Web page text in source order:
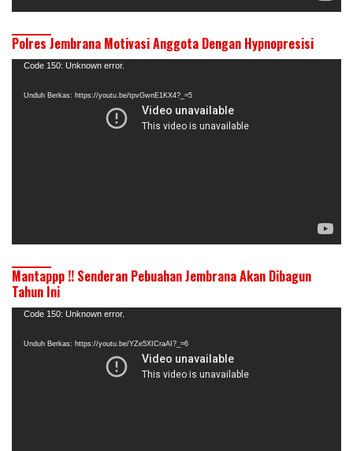
Polres Jembrana Motivasi Anggota Dengan Hypnopresisi
Pemutar
Code 150: Unknown error.
Unduh Berkas: https://youtu.be/tpvGwnE1KX4?_=5
Mantappp !! Senderan Pebuahan Jembrana Akan Dibagun
Tahun Ini
Pemutar
Code 150: Unknown error.
Unduh Berkas: https://youtu.be/YZe5XICraAI?_=6